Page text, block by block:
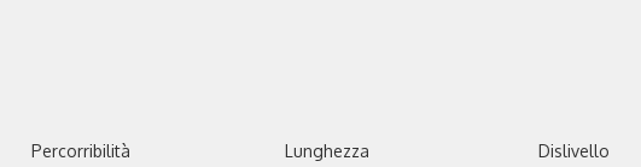
Percorribilità Lunghezza Dislivello